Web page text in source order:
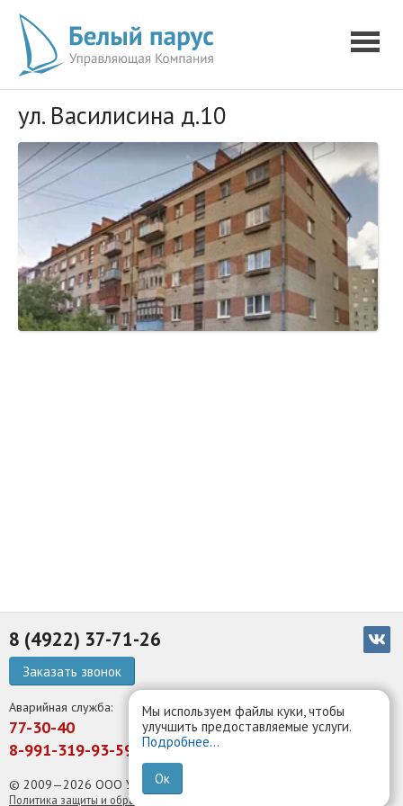
ул. Василисина д.10
© 2009—2026 ООО УК Белый парус
Политика защиты и обработки персональных данных
8 (4922) 37-71-26
Заказать звонок
Аварийная служба:
77-30-40
8-991-319-93-59
Мы используем файлы куки, чтобы
улучшить предоставляемые услуги.
Подробнее...
Ок